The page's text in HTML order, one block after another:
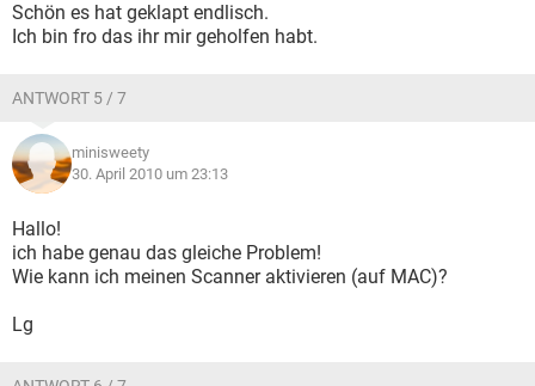
Schön es hat geklapt endlisch.
Ich bin fro das ihr mir geholfen habt.
ANTWORT 5 / 7
minisweety
30. April 2010 um 23:13
Hallo!
ich habe genau das gleiche Problem!
Wie kann ich meinen Scanner aktivieren (auf MAC)?
Lg